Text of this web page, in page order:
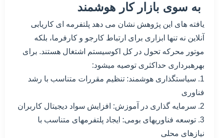
به سوی بازار کار هوشمند
یافته های این پژوهش نشان می دهد پلتفرمه ای کاریابی
آنلاین نه تنها ابزاری برای ارتباط کارجو و کارفرما، بلکه
موتور محرکه تحول در کل اکوسیستم اشتغال هستند. برای
بهرهبرداری حداکثری توصیه میشود:
1. سیاستگذاری هوشمند: تنظیم مقررات متناسب با رشد
فناوری
2. سرمایه گذاری در آموزش: افزایش سواد دیجیتال کاربران
3. توسعه فناوریهای بومی: ایجاد پلتفرمهای متناسب با
نیازهای محلی